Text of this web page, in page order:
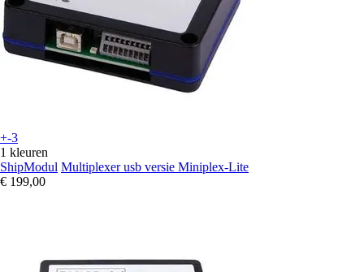
+-3
1 kleuren
ShipModul Multiplexer usb versie Miniplex-Lite
€ 199,00